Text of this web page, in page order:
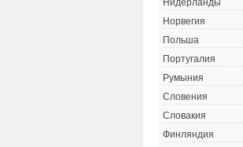
Нидерланды
Норвегия
Польша
Португалия
Румыния
Словения
Словакия
Финляндия